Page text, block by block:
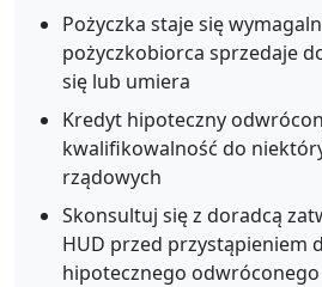
Pożyczka staje się
pożyczkobiorca sprzedaje
się lub umiera
Kredyt hipoteczny
kwalifikowalność do
rządowych
Skonsultuj się z doradcą
HUD przed przystąpieniem
hipotecznego odwróconego